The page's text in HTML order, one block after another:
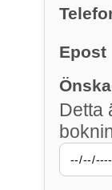
Epost
Detta